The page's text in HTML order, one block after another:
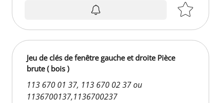
Jeu de clés de fenêtre gauche et droite Pièce
brute ( bois )
113 670 01 37, 113 670 02 37 ou
1136700137,1136700237